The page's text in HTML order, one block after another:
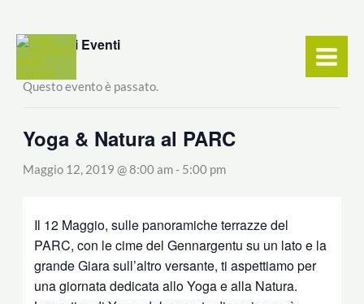
contenuto
« Tutti gli Eventi
Questo evento è passato.
Yoga & Natura al PARC
Maggio 12, 2019 @ 8:00 am- 5:00 pm
Il 12 Maggio, sulle panoramiche terrazze del
PARC, con le cime del Gennargentu su un lato e la
grande Giara sull’altro versante, ti aspettiamo per
una giornata dedicata allo Yoga e alla Natura.